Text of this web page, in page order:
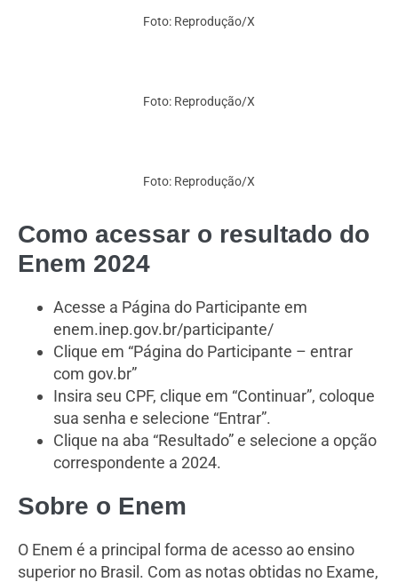
Foto: Reprodução/X
Foto: Reprodução/X
Foto: Reprodução/X
Como acessar o resultado do
Enem 2024
Acesse a Página do Participante em
enem.inep.gov.br/participante/
Clique em “Página do Participante – entrar
com gov.br”
Insira seu CPF, clique em “Continuar”, coloque
sua senha e selecione “Entrar”.
Clique na aba “Resultado” e selecione a opção
correspondente a 2024.
Sobre o Enem
O Enem é a principal forma de acesso ao ensino
superior no Brasil. Com as notas obtidas no Exame,